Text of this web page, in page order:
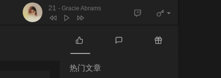
21 - Gracie Abrams
热
门
文
热门文章